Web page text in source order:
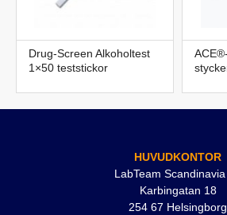
Drug-Screen Alkoholtest
1×50 teststickor
HUVUDKONTOR
LabTeam Scandinavia
Karbingatan 18
254 67 Helsingborg